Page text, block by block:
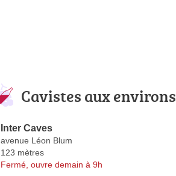
Cavistes aux environs
Inter Caves
avenue Léon Blum
123 mètres
Fermé, ouvre demain à 9h